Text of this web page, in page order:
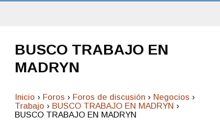
BUSCO TRABAJO EN
MADRYN
Inicio › Foros › Foros de discusión › Negocios ›
Trabajo › BUSCO TRABAJO EN MADRYN ›
BUSCO TRABAJO EN MADRYN